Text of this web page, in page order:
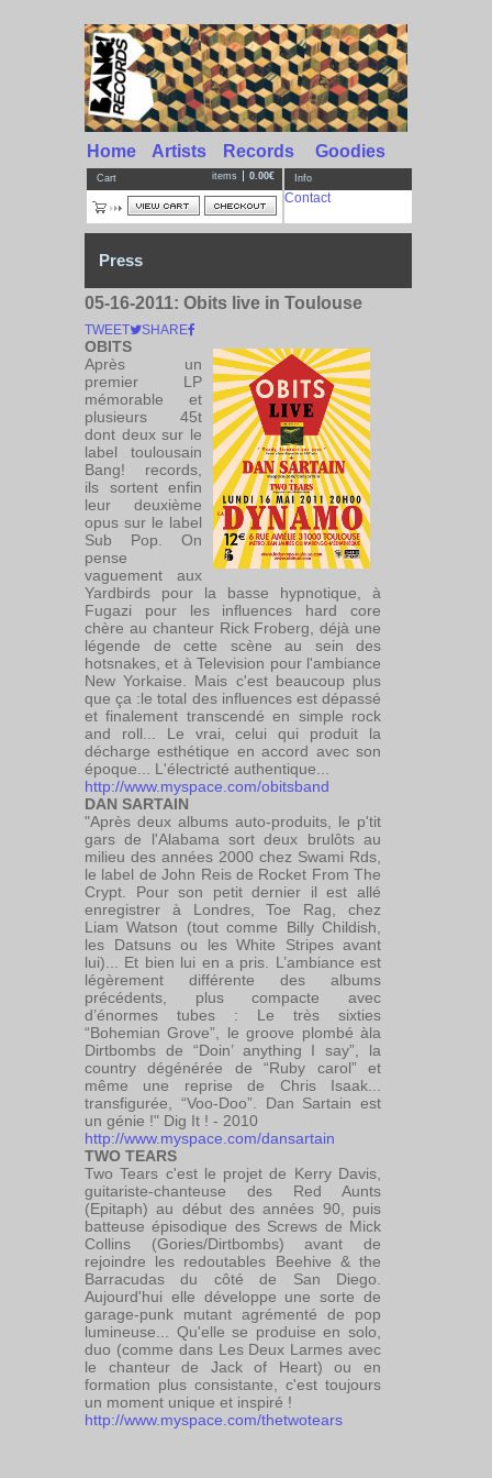
Home Artists Records Goodies
Cart items 0.00€ Info
Contact
Press
05-16-2011: Obits live in Toulouse
TWEET SHARE
OBITS
Après un
premier LP
mémorable et
plusieurs 45t
dont deux sur le
label toulousain
Bang! records,
ils sortent enfin
leur deuxième
opus sur le label
Sub Pop. On
pense
vaguement aux
Yardbirds pour la basse hypnotique, à
Fugazi pour les influences hard core
chère au chanteur Rick Froberg, déjà une
légende de cette scène au sein des
hotsnakes, et à Television pour l'ambiance
New Yorkaise. Mais c'est beaucoup plus
que ça :le total des influences est dépassé
et finalement transcendé en simple rock
and roll... Le vrai, celui qui produit la
décharge esthétique en accord avec son
époque... L'électricté authentique...
http://www.myspace.com/obitsband
DAN SARTAIN
"Après deux albums auto-produits, le p'tit
gars de l'Alabama sort deux brulôts au
milieu des années 2000 chez Swami Rds,
le label de John Reis de Rocket From The
Crypt. Pour son petit dernier il est allé
enregistrer à Londres, Toe Rag, chez
Liam Watson (tout comme Billy Childish,
les Datsuns ou les White Stripes avant
lui)... Et bien lui en a pris. L’ambiance est
légèrement différente des albums
précédents, plus compacte avec
d’énormes tubes : Le très sixties
“Bohemian Grove”, le groove plombé àla
Dirtbombs de “Doin’ anything I say”, la
country dégénérée de “Ruby carol” et
même une reprise de Chris Isaak...
transfigurée, “Voo-Doo”. Dan Sartain est
un génie !" Dig It ! - 2010
http://www.myspace.com/dansartain
TWO TEARS
Two Tears c'est le projet de Kerry Davis,
guitariste-chanteuse des Red Aunts
(Epitaph) au début des années 90, puis
batteuse épisodique des Screws de Mick
Collins (Gories/Dirtbombs) avant de
rejoindre les redoutables Beehive & the
Barracudas du côté de San Diego.
Aujourd'hui elle développe une sorte de
garage-punk mutant agrémenté de pop
lumineuse... Qu'elle se produise en solo,
duo (comme dans Les Deux Larmes avec
le chanteur de Jack of Heart) ou en
formation plus consistante, c'est toujours
un moment unique et inspiré !
http://www.myspace.com/thetwotears